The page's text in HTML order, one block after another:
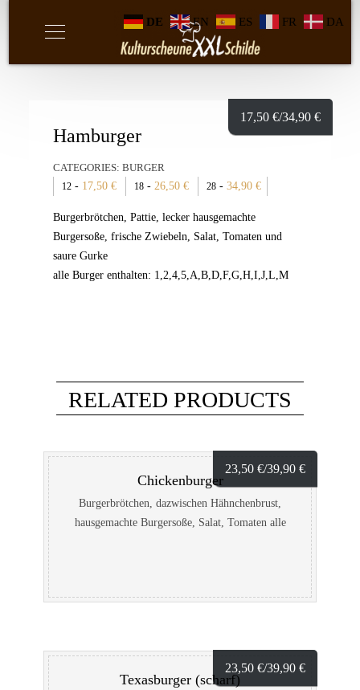
Hamburger
CATEGORIES:BURGER
12 - 17,50€ 18 -26,50€ 28 -34,90€
Burgerbrötchen, Pattie, lecker hausgemachte
Burgersoße, frische Zwiebeln, Salat, Tomaten und
saure Gurke
alle Burger enthalten: 1,2,4,5,A,B,D,F,G,H,I,J,L,M
17,50 €/34,90 €
RELATED PRODUCTS
23,50 €/39,90 €
Chickenburger
Burgerbrötchen, dazwischen Hähnchenbrust,
hausgemachte Burgersoße, Salat, Tomaten alle
23,50 €/39,90 €
Texasburger (scharf)
DE EN ES FR DA